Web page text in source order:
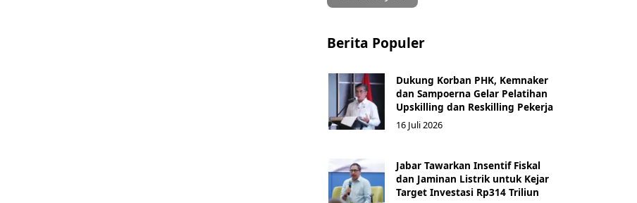
Berita Populer
Dukung Korban PHK, Kemnaker
dan Sampoerna Gelar Pelatihan
Upskilling dan Reskilling Pekerja
16 Juli 2026
Jabar Tawarkan Insentif Fiskal
dan Jaminan Listrik untuk Kejar
Target Investasi Rp314 Triliun